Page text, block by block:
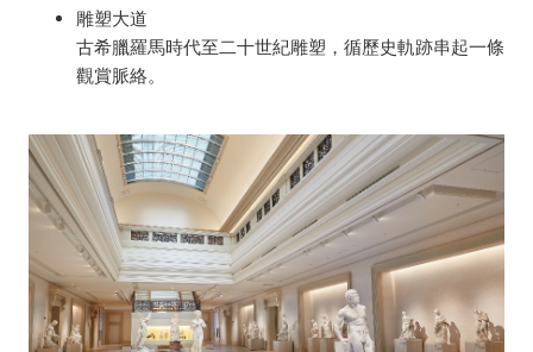
雕塑大道
古希臘羅馬時代至二十世紀雕塑，循歷史軌跡串起一條
觀賞脈絡。